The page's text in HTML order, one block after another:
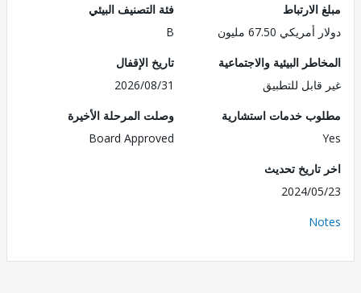
67.50 مليون
فئة التصنيف البيئي
البيئية والاجتماعية
للتطبيق
تاريخ الإقفال
2026/08/31
خدمات استشارية
وصلت المرحلة الأخيرة
Board Approved
تحديث
2024/